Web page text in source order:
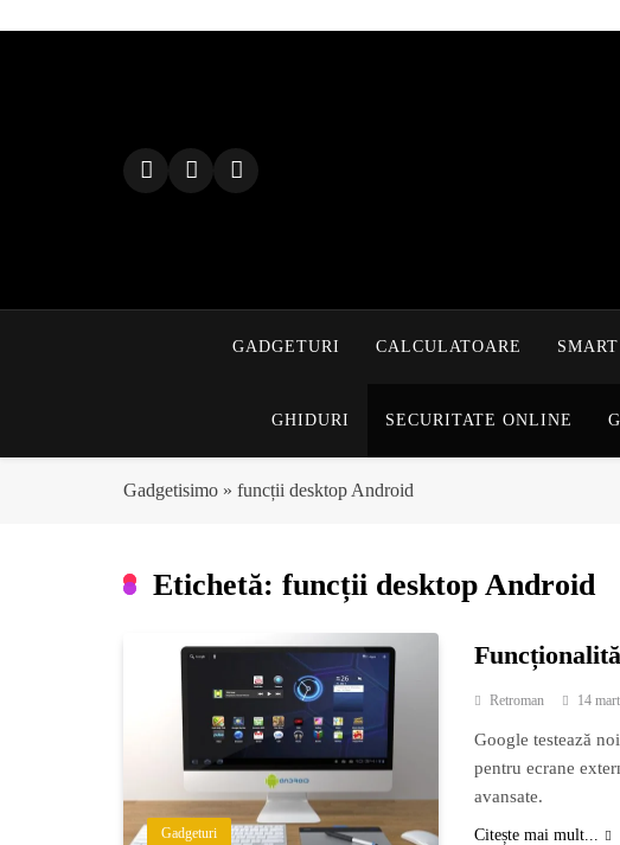
GADGETURI CALCULATOARE
GHIDURI SECURITATE ONLINE
Gadgetisimo » funcții desktop Android
Etichetă: funcții desktop Android
Gadgeturi
Retroman 14
Google testează
pentru ecrane
avansate.
Citește mai mult...